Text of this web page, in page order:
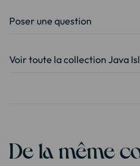
Poser une question
Voir toute la collection Java
De la même